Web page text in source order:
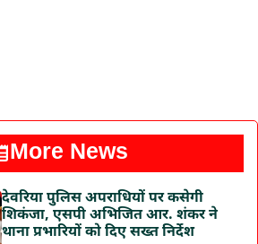
More News
देवरिया पुलिस अपराधियों पर कसेगी
शिकंजा, एसपी अभिजित आर. शंकर ने
थाना प्रभारियों को दिए सख्त निर्देश